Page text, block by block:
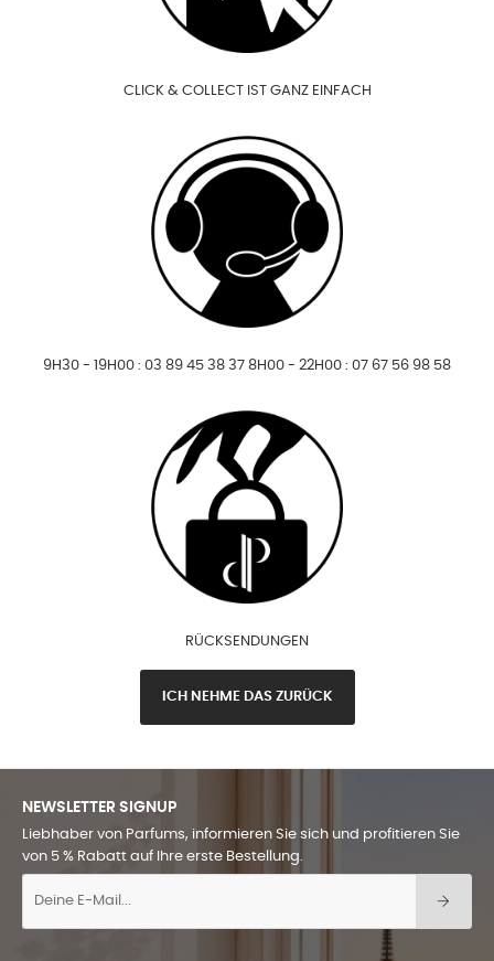
CLICK & COLLECT IST GANZ EINFACH
9H30 - 19H00 : 03 89 45 38 37 8H00 - 22H00 : 07 67 56 98 58
RÜCKSENDUNGEN
ICH NEHME DAS ZURÜCK
NEWSLETTER SIGNUP
Liebhaber von Parfums, informieren Sie sich und profitieren Sie
von 5 % Rabatt auf Ihre erste Bestellung.